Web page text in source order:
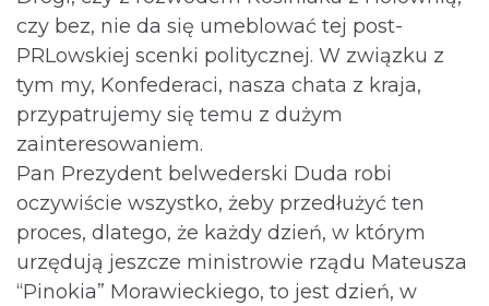
czy bez, nie da się umeblować tej post-
PRLowskiej scenki politycznej. W związku z
tym my, Konfederaci, nasza chata z kraja,
przypatrujemy się temu z dużym
zainteresowaniem.
Pan Prezydent belwederski Duda robi
oczywiście wszystko, żeby przedłużyć ten
proces, dlatego, że każdy dzień, w którym
urzędują jeszcze ministrowie rządu Mateusza
“Pinokia” Morawieckiego, to jest dzień, w